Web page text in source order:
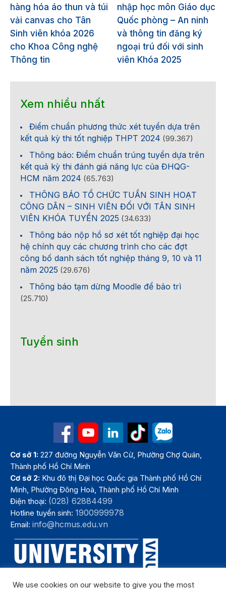
hàng hóa áo thun và túi
vải canvas cho Tân
Sinh viên khóa 2026
cho Khoa Công nghệ
Thông tin
nhập học môn Giáo dục
Quốc phòng – An ninh
và thông tin đăng ký
ngoại trú đối với sinh
viên Khóa 2025
Xem nhiều nhất
Điểm chuẩn phương thức xét tuyển dựa trên
kết quả kỳ thi tốt nghiệp THPT 2024 (99.367)
Thông báo: Điểm chuẩn trúng tuyển dựa trên
kết quả kỳ thi đánh giá năng lực của ĐHQG-
HCM năm 2024 (65.763)
THÔNG BÁO TỔ CHỨC TUẦN SINH HOẠT
CÔNG DÂN – SINH VIÊN ĐỐI VỚI TÂN SINH
VIÊN KHÓA TUYỂN 2025 (34.633)
Thông báo nộp hồ sơ xét tốt nghiệp đại học
hệ chính quy các chương trình cho các đợt
công bố danh sách tốt nghiệp tháng 9, 10 và 11
năm 2025 (29.676)
Thông báo tạm dừng Moodle để bảo trì
(25.710)
Tuyển sinh
Cơ sở 1: 227 đường Nguyễn Văn Cừ, Phường Chợ Quán,
Thành phố Hồ Chí Minh
Cơ sở 2: Khu đô thị Đại học Quốc gia Thành phố Hồ Chí
Minh, Phường Đông Hoà, Thành phố Hồ Chí Minh
Điện thoại: (028) 62884499
Hotline tuyển sinh:1900999978
Email:info@hcmus.edu.vn
We use cookies on our website to give you the most